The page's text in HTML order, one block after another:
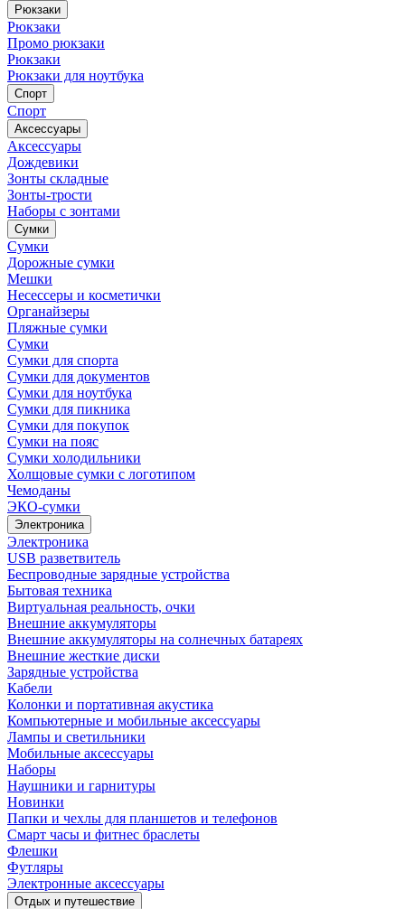
Рюкзаки
Рюкзаки
Промо рюкзаки
Рюкзаки
Рюкзаки для ноутбука
Спорт
Спорт
Аксессуары
Аксессуары
Дождевики
Зонты складные
Зонты-трости
Наборы с зонтами
Сумки
Сумки
Дорожные сумки
Мешки
Несессеры и косметички
Органайзеры
Пляжные сумки
Сумки
Сумки для спорта
Сумки для документов
Сумки для ноутбука
Сумки для пикника
Сумки для покупок
Сумки на пояс
Сумки холодильники
Холщовые сумки с логотипом
Чемоданы
ЭКО-сумки
Электроника
Электроника
USB разветвитель
Беспроводные зарядные устройства
Бытовая техника
Виртуальная реальность, очки
Внешние аккумуляторы
Внешние аккумуляторы на солнечных батареях
Внешние жесткие диски
Зарядные устройства
Кабели
Колонки и портативная акустика
Компьютерные и мобильные аксессуары
Лампы и светильники
Мобильные аксессуары
Наборы
Наушники и гарнитуры
Новинки
Папки и чехлы для планшетов и телефонов
Смарт часы и фитнес браслеты
Флешки
Футляры
Электронные аксессуары
Отдых и путешествие